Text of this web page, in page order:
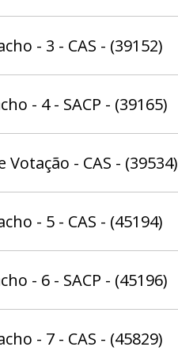
- 3 - CAS - (39152)
- 4 - SACP - (39165)
Votação - CAS - (39534)
- 5 - CAS - (45194)
- 6 - SACP - (45196)
- 7 - CAS - (45829)